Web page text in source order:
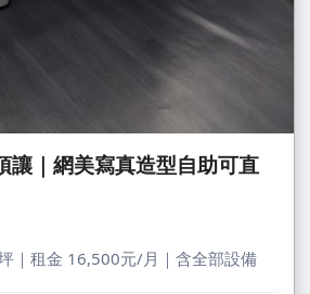
讓｜網美寫真造型自助可直
｜租金 16,500元/月｜含全部設備